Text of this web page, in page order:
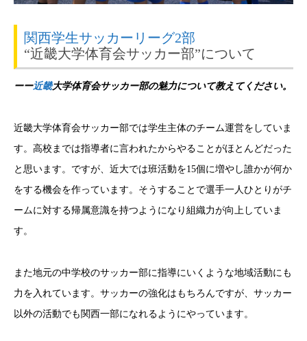
関西学生サッカーリーグ2部
“近畿大学体育会サッカー部”について
ーー近畿大学体育会サッカー部の魅力について教えてください。
近畿大学体育会サッカー部では学生主体のチーム運営をしていま
す。 高校までは指導者に言われたからやることがほとんどだった
と思います。 ですが、近大では班活動を15個に増やし誰かが何か
をする機会を作っています。 そうすることで選手一人ひとりがチ
ームに対する帰属意識を持つようになり組織力が向上していま
す。
また地元の中学校のサッカー部に指導にいくような地域活動にも
力を入れています。 サッカーの強化はもちろんですが、サッカー
以外の活動でも関西一部になれるようにやっています。